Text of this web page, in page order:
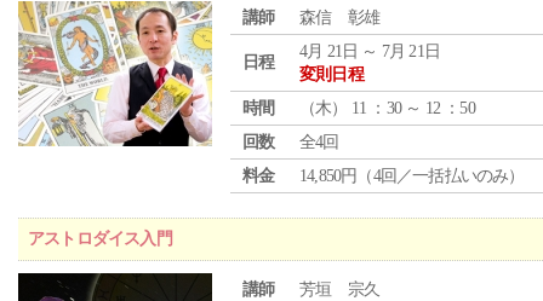
講師 森信 彰雄
日程
4月 21日 ～ 7月 21日
変則日程
時間
（木） 11 ：30 ～ 12 ：50
回数
全4回
料金
14,850円（4回／一括払いのみ）
アストロダイス入門
講師
芳垣 宗久